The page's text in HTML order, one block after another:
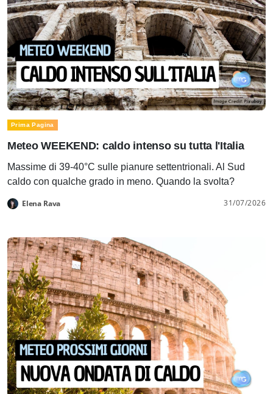
Prima Pagina
Meteo WEEKEND: caldo intenso su tutta l'Italia
Massime di 39-40°C sulle pianure settentrionali. Al Sud
caldo con qualche grado in meno. Quando la svolta?
Elena Rava 31/07/2026